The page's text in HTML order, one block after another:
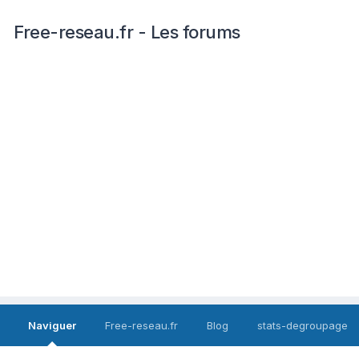
Free-reseau.fr - Les forums
Naviguer Free-reseau.fr Blog stats-degroupage